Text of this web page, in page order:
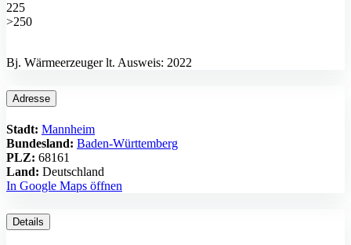
225
>250
Bj. Wärmeerzeuger lt. Ausweis: 2022
Adresse
Stadt: Mannheim
Bundesland: Baden-Württemberg
PLZ: 68161
Land: Deutschland
In Google Maps öffnen
Details